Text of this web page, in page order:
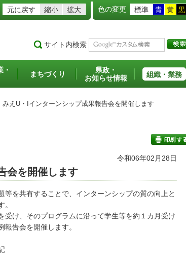
元に戻す 縮小 拡大 色の変更 標準 青 黄 黒
サイト内検索
・
まちづくり
県政・
お知らせ情報
組織・業務
みえU・Iインターンシップ成果報告会を開催します
印刷する
令和06年02月28日
会を開催します
を共有することで、インターンシップの質の向上と
け、そのプログラムに沿って学生等を約１カ月受け
告会を開催します。